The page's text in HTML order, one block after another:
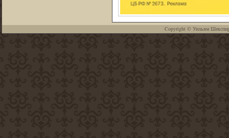
Copyright © Уильям